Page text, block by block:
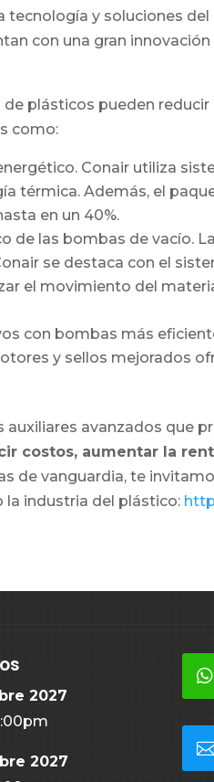
y soluciones
con una gran
plásticos pueden
como:
Conair utiliza
térmica. Además, el
en un 40%.
de las bombas de vacío.
se destaca con el
el movimiento del
con bombas más
y sellos mejorados
avanzados que
costos, aumentar la
de vanguardia, te
la industria del plástico:
2027
2027